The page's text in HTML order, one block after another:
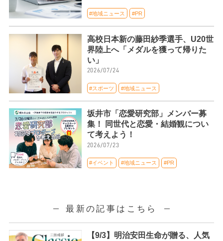
#地域ニュース #PR
高校日本新の藤田紗季選手、U20世
界陸上へ「メダルを獲って帰りた
い」
2026/07/24
#スポーツ #地域ニュース
坂井市「恋愛研究部」メンバー募
集！ 同世代と恋愛・結婚観につい
て考えよう！
2026/07/23
#イベント #地域ニュース #PR
最新の記事はこちら
【9/3】明治安田生命が贈る、人気